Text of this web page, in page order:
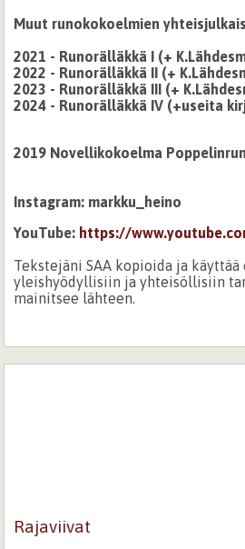
Muut runokokoelmien
2021 - Runorälläkkä I (+
2022 - Runorälläkkä II (+
2023 - Runorälläkkä III (+
2024 - Runorälläkkä IV (+useita
2019 Novellikokoelma
Instagram: markku_heino
YouTube: https://
Tekstejäni SAA kopioida ja käyttää
yleishyödyllisiin ja yhteisöllisiin
mainitsee lähteen.
Rajaviivat